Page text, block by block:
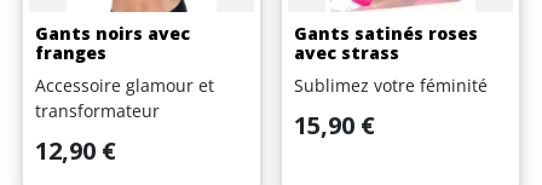
Gants noirs avec
franges
Accessoire glamour et
transformateur
Prix
12,90 €
Gants satinés roses
avec strass
Sublimez votre féminité
Prix
15,90 €